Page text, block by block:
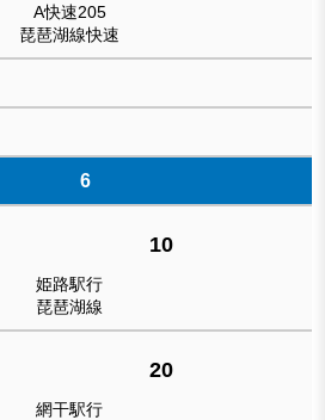
A快速205
琵琶湖線快速
6
10
姫路駅行
琵琶湖線
20
網干駅行